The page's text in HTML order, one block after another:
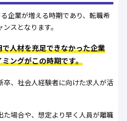
企業が増える時期であり、転職希
スとなります。
人材を充足できなかった企業
ングがこの時期です。
卒、社会人経験者に向けた求人が活
た場合や、想定より早く人員が離職